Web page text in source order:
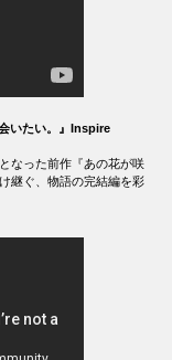
いたい。』Inspire
なった前作『あの花が咲
継ぐ、物語の完結編を彩